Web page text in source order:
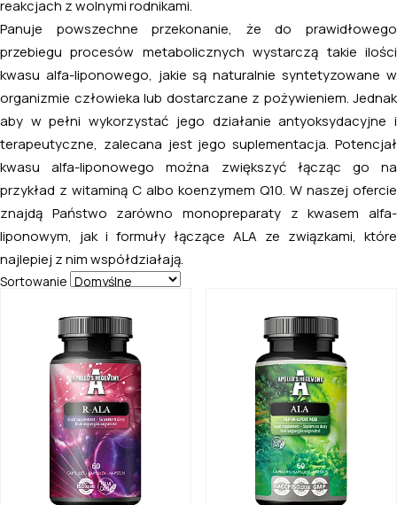
reakcjach z wolnymi rodnikami.
Panuje powszechne przekonanie, że do prawidłowego
przebiegu procesów metabolicznych wystarczą takie ilości
kwasu alfa-liponowego, jakie są naturalnie syntetyzowane w
organizmie człowieka lub dostarczane z pożywieniem. Jednak
aby w pełni wykorzystać jego działanie antyoksydacyjne i
terapeutyczne, zalecana jest jego suplementacja. Potencjał
kwasu alfa-liponowego można zwiększyć łącząc go na
przykład z witaminą C albo koenzymem Q10. W naszej ofercie
znajdą Państwo zarówno monopreparaty z kwasem alfa-
liponowym, jak i formuły łączące ALA ze związkami, które
najlepiej z nim współdziałają.
Sortowanie